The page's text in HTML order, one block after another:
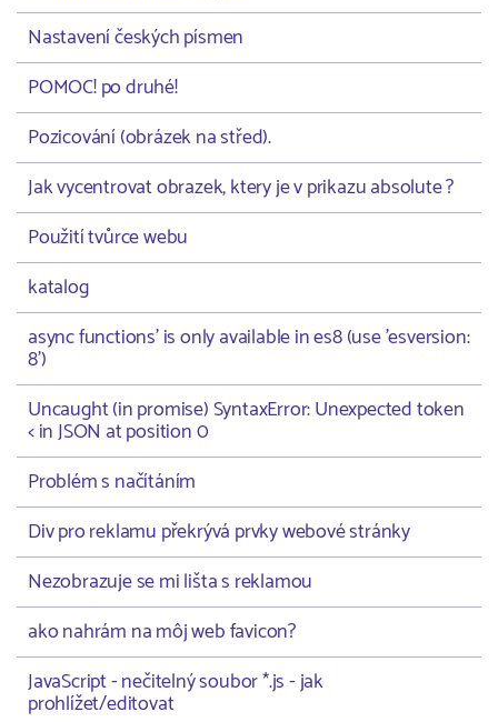
Nastavení českých písmen
POMOC! po druhé!
Pozicování (obrázek na střed).
Jak vycentrovat obrazek, ktery je v prikazu absolute ?
Použití tvůrce webu
katalog
async functions' is only available in es8 (use 'esversion:
8')
Uncaught (in promise) SyntaxError: Unexpected token
< in JSON at position 0
Problém s načítáním
Div pro reklamu překrývá prvky webové stránky
Nezobrazuje se mi lišta s reklamou
ako nahrám na môj web favicon?
JavaScript - nečitelný soubor *.js - jak
prohlížet/editovat